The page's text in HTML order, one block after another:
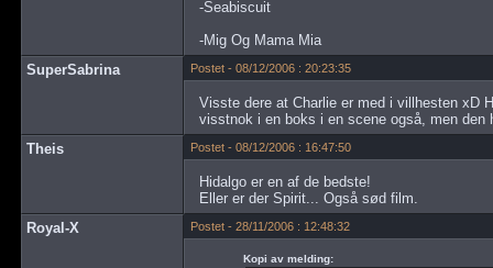
-Seabiscuit
-Mig Og Mama Mia
SuperSabrina
Postet - 08/12/2006 : 20:23:35
Visste dere at Charlie er med i villhesten xD
visstnok i en boks i en scene også, men den
Theis
Postet - 08/12/2006 : 16:47:50
Hidalgo er en af de bedste!
Eller er der Spirit... Også sød film.
Royal-X
Postet - 28/11/2006 : 12:48:32
Kopi av melding: